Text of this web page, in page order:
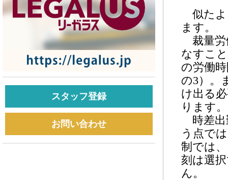
スタッフ登録
お問い合わせ
似たよ
ます。
裁量労
なすこ
の労働
の3）。
け出る
ります。
時差出
う点で
制では
刻は選
ん。